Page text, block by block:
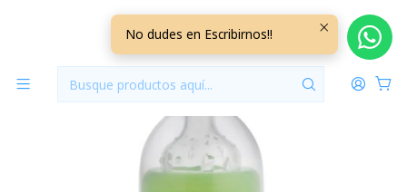
Inicio Lactancia y Alimentacion
Mamadera Boca Ancha Simonds MAMBA03
No dudes en Escribirnos!!